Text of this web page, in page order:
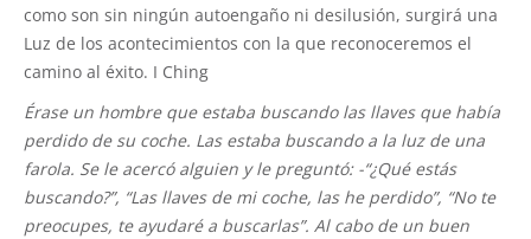
como son sin ningún autoengaño ni desilusión, surgirá una
Luz de los acontecimientos con la que reconoceremos el
camino al éxito. I Ching
Érase un hombre que estaba buscando las llaves que había
perdido de su coche. Las estaba buscando a la luz de una
farola. Se le acercó alguien y le preguntó: -“¿Qué estás
buscando?”, “Las llaves de mi coche, las he perdido”, “No te
preocupes, te ayudaré a buscarlas”. Al cabo de un buen